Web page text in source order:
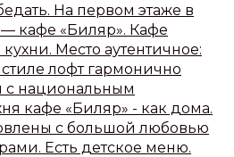
На первом этаже в
кафе «Биляр». Кафе
Место аутентичное:
лофт гармонично
с национальным
кафе «Биляр» - как дома.
с большой любовью
Есть детское меню.